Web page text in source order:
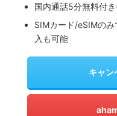
国内通話5分無料付
SIMカード/eSIMの
入も可能
キャン